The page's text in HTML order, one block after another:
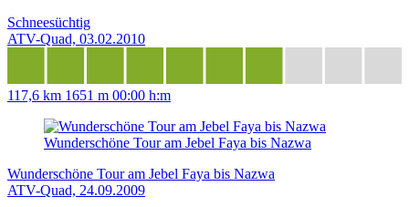
Schneesüchtig
ATV-Quad, 03.02.2010
117,6 km 1651 m 00:00 h:m
Wunderschöne Tour am Jebel Faya bis Nazwa
Wunderschöne Tour am Jebel Faya bis Nazwa
ATV-Quad, 24.09.2009